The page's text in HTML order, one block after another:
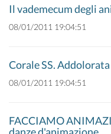
Il vademecum degli
08/01/2011 19:04:51
Corale SS. Addolorata
08/01/2011 19:04:51
FACCIAMO